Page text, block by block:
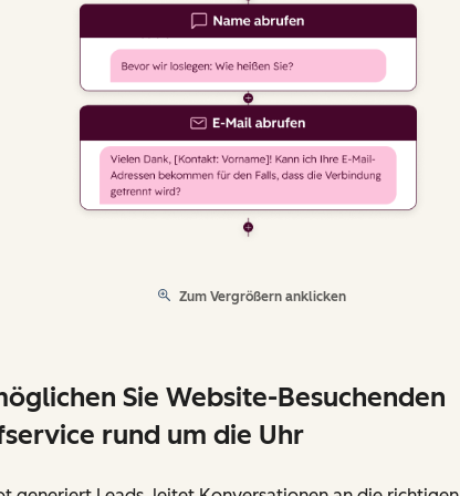
Zum Vergrößern anklicken
Sie Website-Besuchenden
rund um die Uhr